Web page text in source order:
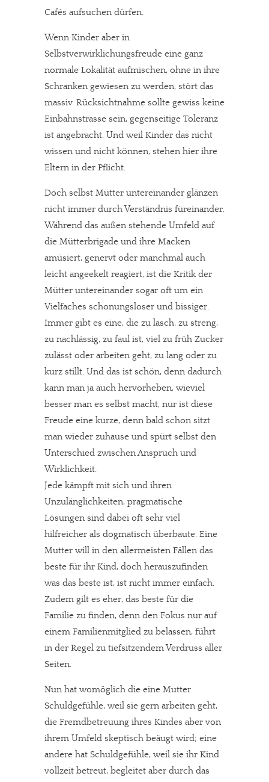
Cafés aufsuchen dürfen.
Wenn Kinder aber in
Selbstverwirklichungsfreude eine ganz
normale Lokalität aufmischen, ohne in ihre
Schranken gewiesen zu werden, stört das
massiv. Rücksichtnahme sollte gewiss keine
Einbahnstrasse sein, gegenseitige Toleranz
ist angebracht. Und weil Kinder das nicht
wissen und nicht können, stehen hier ihre
Eltern in der Pflicht.
Doch selbst Mütter untereinander glänzen
nicht immer durch Verständnis füreinander.
Während das außen stehende Umfeld auf
die Mütterbrigade und ihre Macken
amüsiert, genervt oder manchmal auch
leicht angeekelt reagiert, ist die Kritik der
Mütter untereinander sogar oft um ein
Vielfaches schonungsloser und bissiger.
Immer gibt es eine, die zu lasch, zu streng,
zu nachlässig, zu faul ist, viel zu früh Zucker
zulässt oder arbeiten geht, zu lang oder zu
kurz stillt. Und das ist schön, denn dadurch
kann man ja auch hervorheben, wieviel
besser man es selbst macht, nur ist diese
Freude eine kurze, denn bald schon sitzt
man wieder zuhause und spürt selbst den
Unterschied zwischen Anspruch und
Wirklichkeit.
Jede kämpft mit sich und ihren
Unzulänglichkeiten, pragmatische
Lösungen sind dabei oft sehr viel
hilfreicher als dogmatisch überbaute. Eine
Mutter will in den allermeisten Fällen das
beste für ihr Kind, doch herauszufinden
was das beste ist, ist nicht immer einfach.
Zudem gilt es eher, das beste für die
Familie zu finden, denn den Fokus nur auf
einem Familienmitglied zu belassen, führt
in der Regel zu tiefsitzendem Verdruss aller
Seiten.
Nun hat womöglich die eine Mutter
Schuldgefühle, weil sie gern arbeiten geht,
die Fremdbetreuung ihres Kindes aber von
ihrem Umfeld skeptisch beäugt wird; eine
andere hat Schuldgefühle, weil sie ihr Kind
vollzeit betreut, begleitet aber durch das